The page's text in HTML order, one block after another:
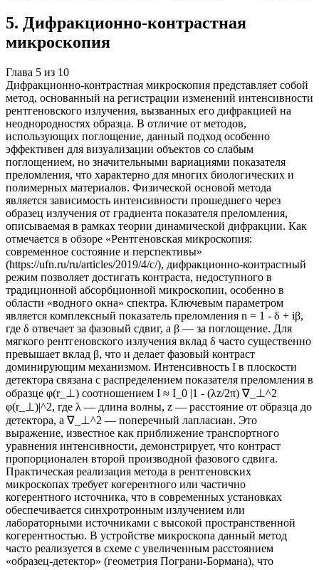
5. Дифракционно-контрастная
микроскопия
Глава 5 из 10
Дифракционно-контрастная микроскопия представляет собой
метод, основанный на регистрации изменений интенсивности
рентгеновского излучения, вызванных его дифракцией на
неоднородностях образца. В отличие от методов,
использующих поглощение, данный подход особенно
эффективен для визуализации объектов со слабым
поглощением, но значительными вариациями показателя
преломления, что характерно для многих биологических и
полимерных материалов. Физической основой метода
является зависимость интенсивности прошедшего через
образец излучения от градиента показателя преломления,
описываемая в рамках теории динамической дифракции. Как
отмечается в обзоре «Рентгеновская микроскопия:
современное состояние и перспективы»
(https://ufn.ru/ru/articles/2019/4/c/), дифракционно-контрастный
режим позволяет достигать контраста, недоступного в
традиционной абсорбционной микроскопии, особенно в
области «водного окна» спектра. Ключевым параметром
является комплексный показатель преломления n = 1 - δ + iβ,
где δ отвечает за фазовый сдвиг, а β — за поглощение. Для
мягкого рентгеновского излучения вклад δ часто существенно
превышает вклад β, что и делает фазовый контраст
доминирующим механизмом. Интенсивность I в плоскости
детектора связана с распределением показателя преломления в
образце φ(r_⊥) соотношением I ≈ I_0 |1 - (λz/2π) ∇_⊥^2
φ(r_⊥)|^2, где λ — длина волны, z — расстояние от образца до
детектора, а ∇_⊥^2 — поперечный лапласиан. Это
выражение, известное как приближение транспортного
уравнения интенсивности, демонстрирует, что контраст
пропорционален второй производной фазового сдвига.
Практическая реализация метода в рентгеновских
микроскопах требует когерентного или частично
когерентного источника, что в современных установках
обеспечивается синхротронным излучением или
лабораторными источниками с высокой пространственной
когерентностью. В устройстве микроскопа данный метод
часто реализуется в схеме с увеличенным расстоянием
«образец-детектор» (геометрия Пограни-Бормана), что